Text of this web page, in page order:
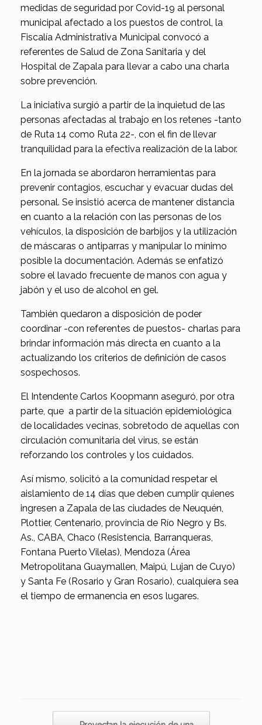
medidas de seguridad por Covid-19 al personal
municipal afectado a los puestos de control, la
Fiscalía Administrativa Municipal convocó a
referentes de Salud de Zona Sanitaria y del
Hospital de Zapala para llevar a cabo una charla
sobre prevención.
La iniciativa surgió a partir de la inquietud de las
personas afectadas al trabajo en los retenes -tanto
de Ruta 14 como Ruta 22-, con el fin de llevar
tranquilidad para la efectiva realización de la labor.
En la jornada se abordaron herramientas para
prevenir contagios, escuchar y evacuar dudas del
personal. Se insistió acerca de mantener distancia
en cuanto a la relación con las personas de los
vehículos, la disposición de barbijos y la utilización
de máscaras o antiparras y manipular lo mínimo
posible la documentación. Además se enfatizó
sobre el lavado frecuente de manos con agua y
jabón y el uso de alcohol en gel.
También quedaron a disposición de poder
coordinar -con referentes de puestos- charlas para
brindar información más directa en cuanto a la
actualizando los criterios de definición de casos
sospechosos.
El Intendente Carlos Koopmann aseguró, por otra
parte, que a partir de la situación epidemiológica
de localidades vecinas, sobretodo de aquellas con
circulación comunitaria del virus, se están
reforzando los controles y los cuidados.
Así mismo, solicitó a la comunidad respetar el
aislamiento de 14 días que deben cumplir quienes
ingresen a Zapala de las ciudades de Neuquén,
Plottier, Centenario, provincia de Río Negro y Bs.
As., CABA, Chaco (Resistencia, Barranqueras,
Fontana Puerto Vilelas), Mendoza (Área
Metropolitana Guaymallen, Maipú, Lujan de Cuyo)
y Santa Fe (Rosario y Gran Rosario), cualquiera sea
el tiempo de ermanencia en esos lugares.